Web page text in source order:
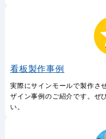
看板製作事例
実際にサインモールで製作さ
ザイン事例のご紹介です。ぜ
い。